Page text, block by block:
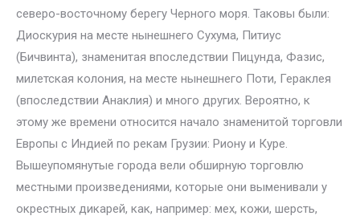
северо-восточному берегу Черного моря. Таковы были:
Диоскурия на месте нынешнего Сухума, Питиус
(Бичвинта), знаменитая впоследствии Пицунда, Фазис,
милетская колония, на месте нынешнего Поти, Гераклея
(впоследствии Анаклия) и много других. Вероятно, к
этому же времени относится начало знаменитой торговли
Европы с Индией по рекам Грузии: Риону и Куре.
Вышеупомянутые города вели обширную торговлю
местными произведениями, которые они выменивали у
окрестных дикарей, как, например: мех, кожи, шерсть,